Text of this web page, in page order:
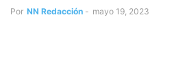
Por NN Redacción - mayo 19, 2023